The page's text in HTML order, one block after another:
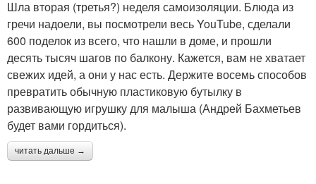
Шла вторая (третья?) неделя самоизоляции. Блюда из
гречи надоели, вы посмотрели весь YouTube, сделали
600 поделок из всего, что нашли в доме, и прошли
десять тысяч шагов по балкону. Кажется, вам не хватает
свежих идей, а они у нас есть. Держите восемь способов
превратить обычную пластиковую бутылку в
развивающую игрушку для малыша (Андрей Бахметьев
будет вами гордиться).
читать дальше →